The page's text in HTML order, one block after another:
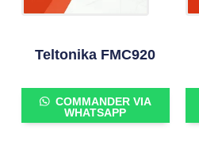
Teltonika FMC920
COMMANDER VIA
WHATSAPP